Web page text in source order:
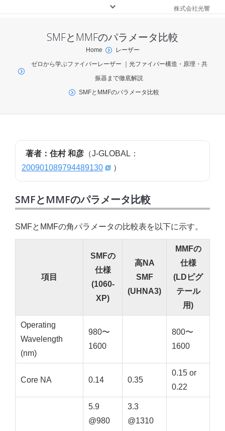
株式会社光響
SMFとMMFのパラメータ比較
Home
レーザー
ゼロから学ぶファイバーレーザー ｜光ファイバー構造・原理・共
振器まで徹底解説
SMFとMMFのパラメータ比較
著者：住村 和彦 （J-GLOBAL：
200901089794489130
）
SMFとMMFのパラメータ比較
SMFとMMFの角パラメータの比較表を以下に示す。
項目
SMFの
仕様
(1060-
XP)
高NA
SMF
(UHNA3)
MMFの
仕様
(LDピグ
テール
用)
Operating
Wavelength
(nm)
980〜
1600
800〜
1600
Core NA 0.14 0.35
0.15 or
0.22
5.9
@980
3.3
@1310